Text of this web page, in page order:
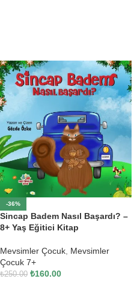
-36%
Sincap Badem Nasıl Başardı? –
8+ Yaş Eğitici Kitap
Mevsimler Çocuk Mevsimler
Çocuk 7+
₺250.00 ₺160.00